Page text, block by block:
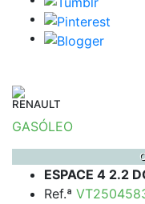
RENAULT
GASÓLEO
ESPACE 4 2.2
Ref.ª